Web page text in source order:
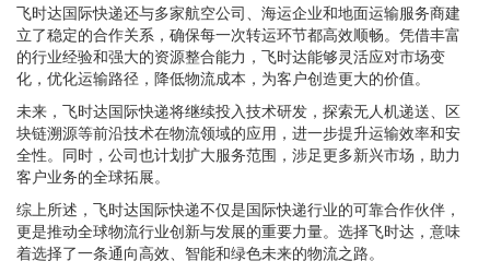
飞时达国际快递还与多家航空公司、海运企业和地面运输服务商建
立了稳定的合作关系，确保每一次转运环节都高效顺畅。凭借丰富
的行业经验和强大的资源整合能力，飞时达能够灵活应对市场变
化，优化运输路径，降低物流成本，为客户创造更大的价值。
未来，飞时达国际快递将继续投入技术研发，探索无人机递送、区
块链溯源等前沿技术在物流领域的应用，进一步提升运输效率和安
全性。同时，公司也计划扩大服务范围，涉足更多新兴市场，助力
客户业务的全球拓展。
综上所述，飞时达国际快递不仅是国际快递行业的可靠合作伙伴，
更是推动全球物流行业创新与发展的重要力量。选择飞时达，意味
着选择了一条通向高效、智能和绿色未来的物流之路。